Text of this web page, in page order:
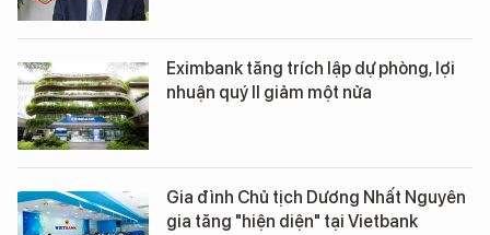
Eximbank tăng trích lập dự phòng, lợi
nhuận quý II giảm một nửa
Gia đình Chủ tịch Dương Nhất Nguyên
gia tăng "hiện diện" tại Vietbank